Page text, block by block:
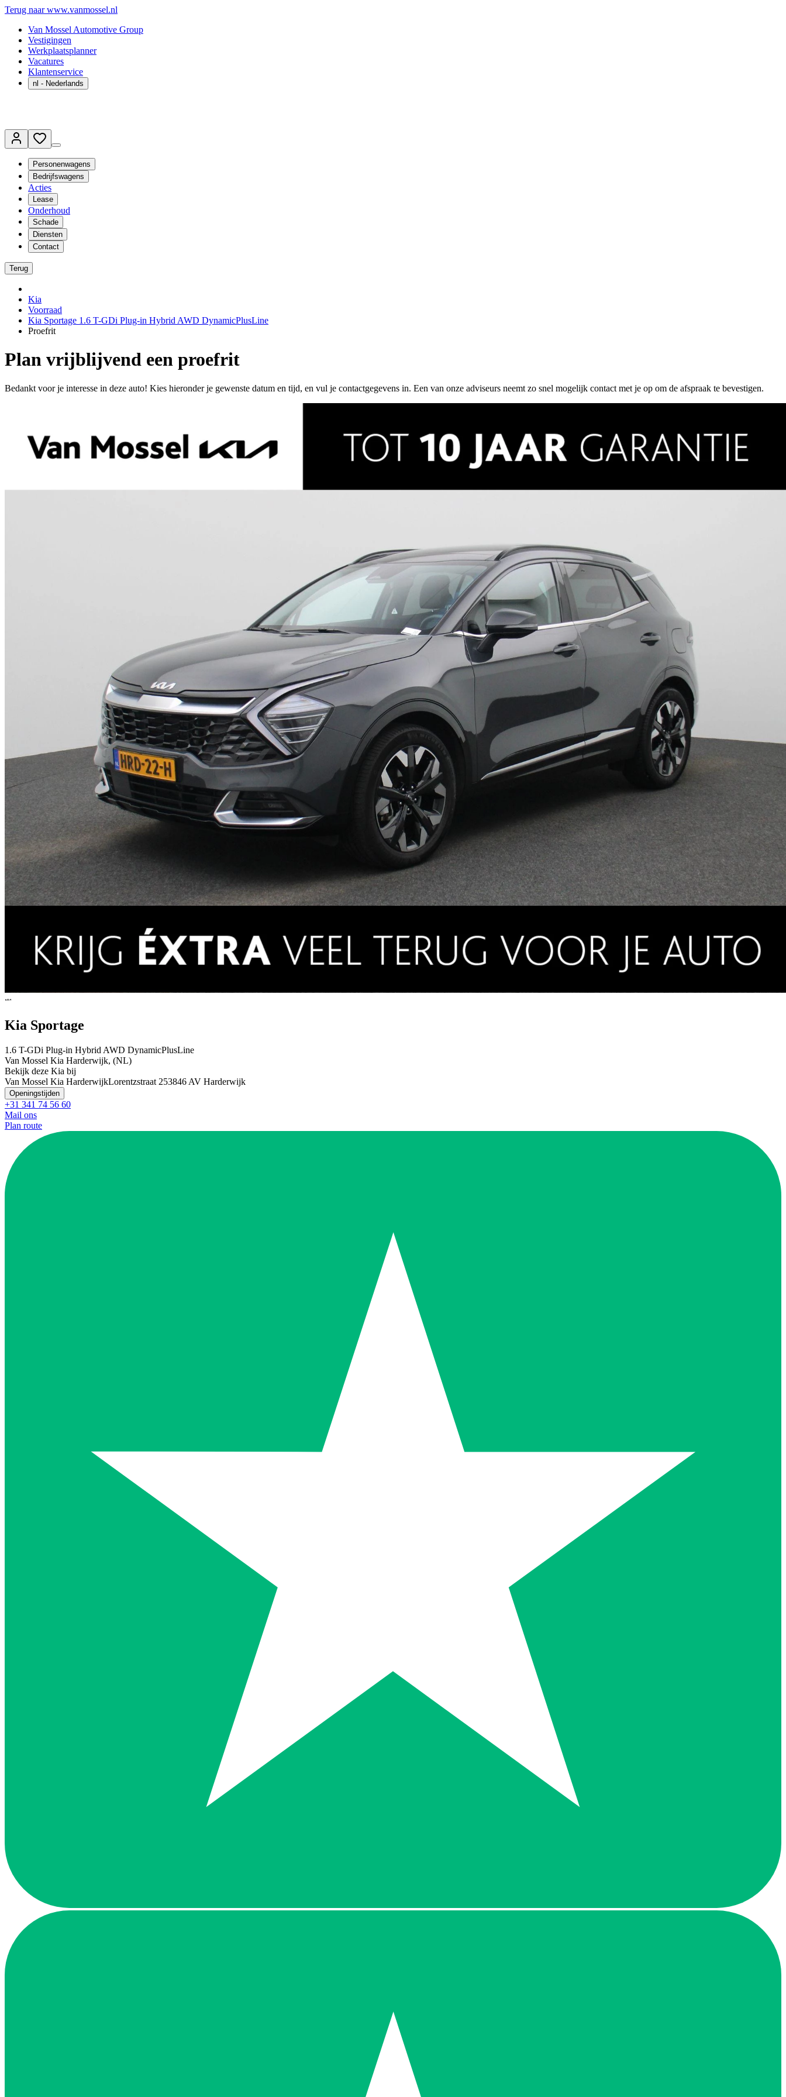
Terug naar www.vanmossel.nl
Van Mossel Automotive Group
Vestigingen
Werkplaatsplanner
Vacatures
Klantenservice
nl - Nederlands
Personenwagens
Bedrijfswagens
Acties
Lease
Onderhoud
Schade
Diensten
Contact
Terug
Kia
Voorraad
Kia Sportage 1.6 T-GDi Plug-in Hybrid AWD DynamicPlusLine
Proefrit
Plan vrijblijvend een proefrit
Bedankt voor je interesse in deze auto! Kies hieronder je gewenste datum en tijd, en vul je contactgegevens in. Een van onze adviseurs neemt zo snel mogelijk contact met je op om de afspraak te bevestigen.
Kia Sportage
1.6 T-GDi Plug-in Hybrid AWD DynamicPlusLine
Van Mossel Kia Harderwijk, (NL)
Bekijk deze Kia bij
Van Mossel Kia HarderwijkLorentzstraat 253846 AV Harderwijk
Openingstijden
+31 341 74 56 60
Mail ons
Plan route